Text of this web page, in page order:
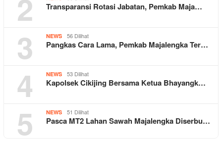
Transparansi Rotasi Jabatan, Pemkab Maja…
3 NEWS 56 Dilihat
Pangkas Cara Lama, Pemkab Majalengka Ter…
4 NEWS 53 Dilihat
Kapolsek Cikijing Bersama Ketua Bhayangk…
5 NEWS 51 Dilihat
Pasca MT2 Lahan Sawah Majalengka Diserbu…